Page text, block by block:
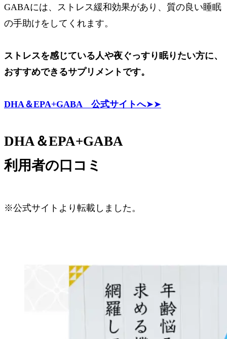
GABAには、ストレス緩和効果があり、質の良い睡眠
の手助けをしてくれます。
ストレスを感じている人や夜ぐっすり眠りたい方に、
おすすめできるサプリメントです。
DHA＆EPA+GABA 公式サイトへ➤➤
DHA＆EPA+GABA
利用者の口コミ
※公式サイトより転載しました。